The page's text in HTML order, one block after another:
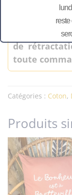
Attention :
20-2 du
de
toute
Catégories : Coton,
Produits